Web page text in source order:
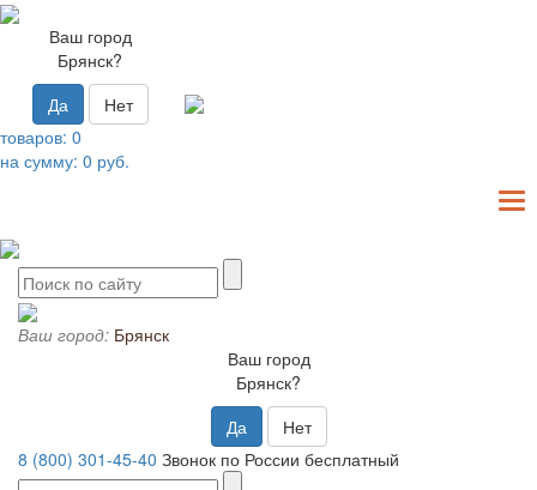
Ваш город
Брянск?
Да
Нет
товаров: 0
на сумму: 0 руб.
Ваш город: Брянск
Ваш город
Брянск?
Да
Нет
8 (800) 301-45-40 Звонок по России бесплатный